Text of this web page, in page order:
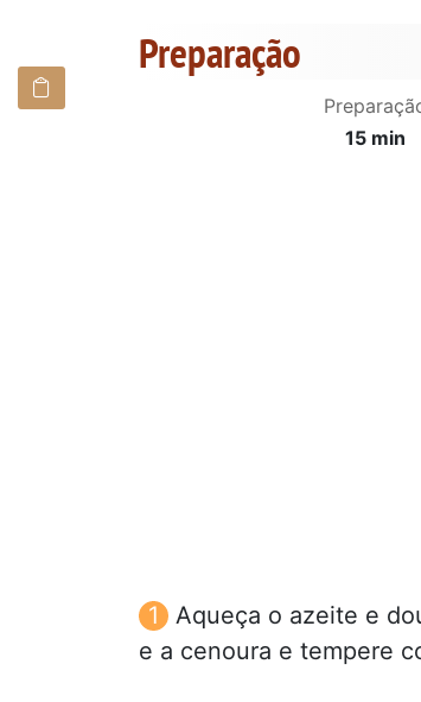
Preparação
15 min
Aqueça o azeite e
e a cenoura e tempere